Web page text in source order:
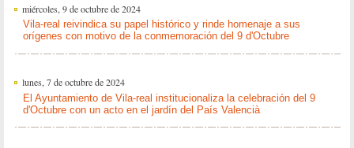
miércoles, 9 de octubre de 2024
Vila-real reivindica su papel histórico y rinde homenaje a sus
orígenes con motivo de la conmemoración del 9 d'Octubre
lunes, 7 de octubre de 2024
El Ayuntamiento de Vila-real institucionaliza la celebración del 9
d'Octubre con un acto en el jardín del País Valencià